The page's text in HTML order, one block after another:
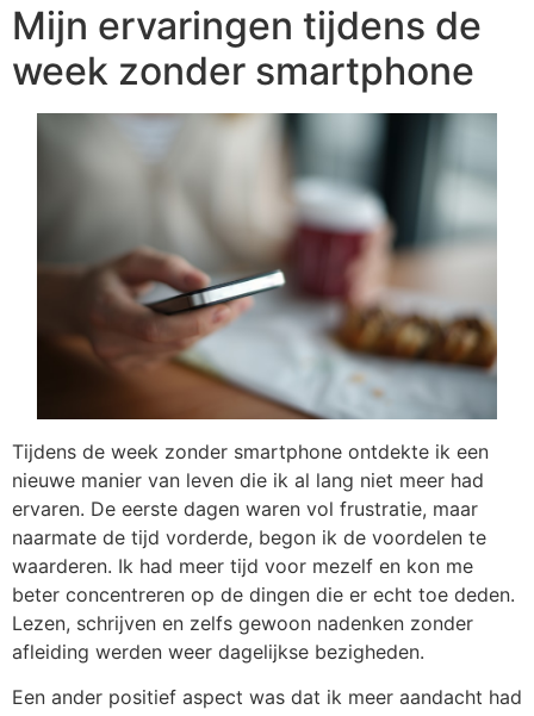
Mijn ervaringen tijdens de
week zonder smartphone
Tijdens de week zonder smartphone ontdekte ik een
nieuwe manier van leven die ik al lang niet meer had
ervaren. De eerste dagen waren vol frustratie, maar
naarmate de tijd vorderde, begon ik de voordelen te
waarderen. Ik had meer tijd voor mezelf en kon me
beter concentreren op de dingen die er echt toe deden.
Lezen, schrijven en zelfs gewoon nadenken zonder
afleiding werden weer dagelijkse bezigheden.
Een ander positief aspect was dat ik meer aandacht had